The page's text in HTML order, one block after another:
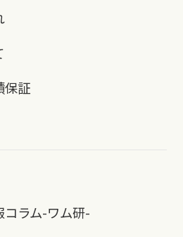
保証
ラム-ワム研-